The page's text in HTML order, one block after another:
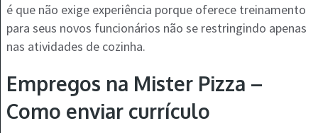
é que não exige experiência porque oferece treinamento
para seus novos funcionários não se restringindo apenas
nas atividades de cozinha.
Empregos na Mister Pizza –
Como enviar currículo